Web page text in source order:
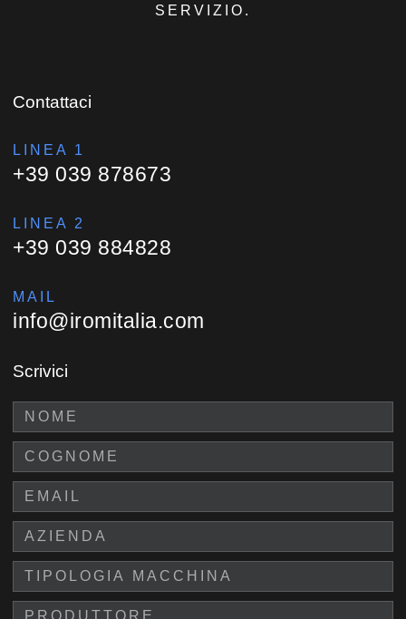
SERVIZIO.
Contattaci
LINEA 1
+39 039 878673
LINEA 2
+39 039 884828
MAIL
info@iromitalia.com
Scrivici